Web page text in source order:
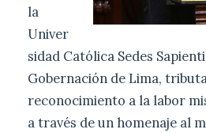
la
Univer
sidad Católica Sedes
Gobernación de Lima,
reconocimiento a la labor
a través de un homenaje al